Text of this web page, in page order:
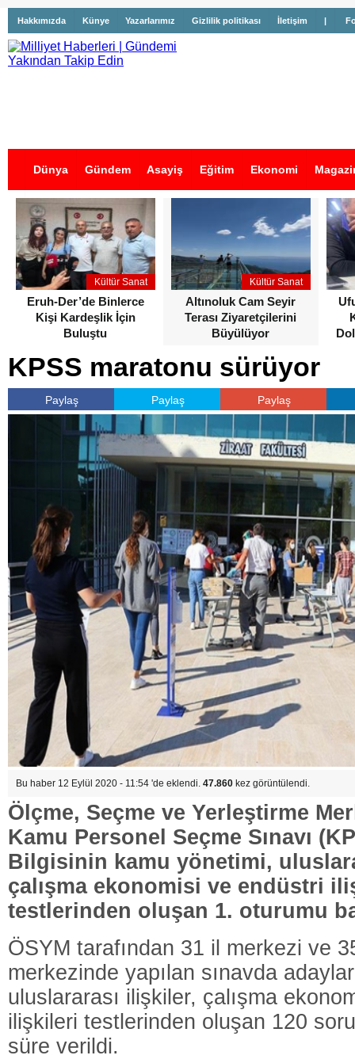
Hakkımızda Künye Yazarlarımız Gizlilik politikası İletişim |
Dünya Gündem Asayiş Eğitim Ekonomi
İş İlanları
Kültür Sanat
Eruh-Der’de Binlerce
Kişi Kardeşlik İçin
Buluştu
Kültür Sanat
Altınoluk Cam Seyir
Terası Ziyaretçilerini
Büyülüyor
KPSS maratonu sürüyor
Paylaş Paylaş Paylaş
Bu haber 12 Eylül 2020 - 11:54 'de eklendi. 47.860 kez görüntülendi.
Ölçme, Seçme ve Yerleştirme
Kamu Personel Seçme Sınavı
Bilgisinin kamu yönetimi,
çalışma ekonomisi ve endüstri
testlerinden oluşan 1. oturumu
ÖSYM tarafından 31 il merkezi ve
merkezinde yapılan sınavda
uluslararası ilişkiler, çalışma
ilişkileri testlerinden oluşan 120
süre verildi.